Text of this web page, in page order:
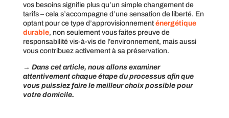
vos besoins signifie plus qu’un simple changement de
tarifs – cela s’accompagne d’une sensation de liberté. En
optant pour ce type d’approvisionnement énergétique
durable, non seulement vous faites preuve de
responsabilité vis-à-vis de l’environnement, mais aussi
vous contribuez activement à sa préservation.
→ Dans cet article, nous allons examiner
attentivement chaque étape du processus afin que
vous puissiez faire le meilleur choix possible pour
votre domicile.